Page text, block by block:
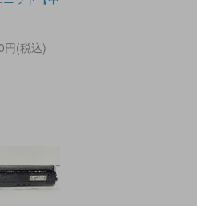
円(税込)